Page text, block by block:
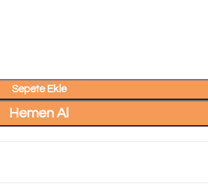
Sepete Ekle
Hemen Al